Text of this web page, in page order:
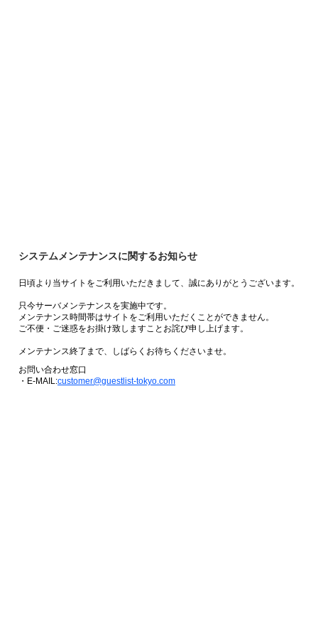
システムメンテナンスに関するお知らせ
日頃より当サイトをご利用いただきまして、誠にありがとうございます。
只今サーバメンテナンスを実施中です。
メンテナンス時間帯はサイトをご利用いただくことができません。
ご不便・ご迷惑をお掛け致しますことお詫び申し上げます。
メンテナンス終了まで、しばらくお待ちくださいませ。
お問い合わせ窓口
・E-MAIL:customer@guestlist-tokyo.com